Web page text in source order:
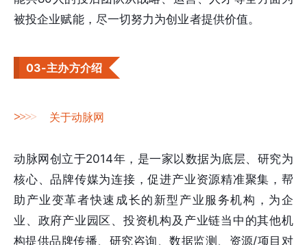
被投企业赋能，尽一切努力为创业者提供价值。
03-主办方介绍
>>>> 关于动脉网
动脉网创立于2014年，是一家以数据为底层、研究为
核心、品牌传媒为连接，促进产业资源精准聚集，帮
助产业变革者快速成长的新型产业服务机构，为企
业、政府产业园区、投资机构及产业链当中的其他机
构提供品牌传播、研究咨询、数据监测、资源/项目对